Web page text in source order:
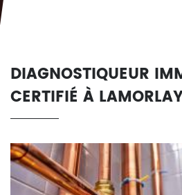
DIAGNOSTIQUEUR
CERTIFIÉ À